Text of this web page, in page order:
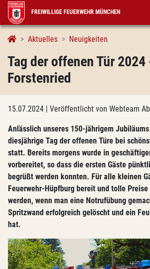
FREIWILLIGE FEUERWEHR MÜNCHEN
Aktuelles Neuigkeiten
Tag der offenen Tür
Forstenried
15.07.2024 | Veröffentlicht von Webteam
Anlässlich unseres 150-jährigem
diesjährige Tag der offenen Türe bei
statt. Bereits morgens wurde in
vorbereitet, so dass die ersten Gäste
begrüßt werden konnten. Für alle kleinen
Feuerwehr-Hüpfburg bereit und tolle
werden, wenn man eine Notrufübung
Spritzwand erfolgreich gelöscht und ein
hat.